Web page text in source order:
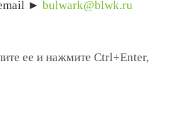
► bulwark@blwk.ru
ее и нажмите Ctrl+Enter,